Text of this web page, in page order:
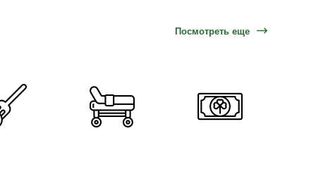
Посмотреть еще